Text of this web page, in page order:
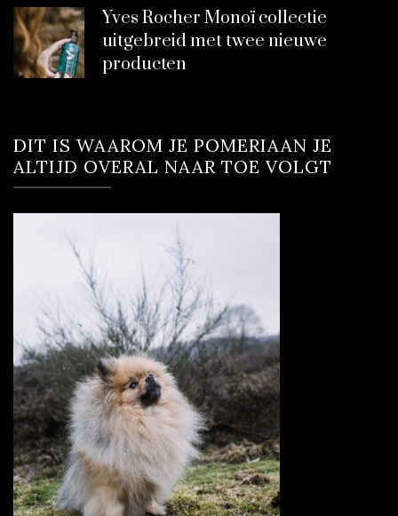
Yves Rocher Monoï collectie
uitgebreid met twee nieuwe
producten
DIT IS WAAROM JE POMERIAAN JE
ALTIJD OVERAL NAAR TOE VOLGT